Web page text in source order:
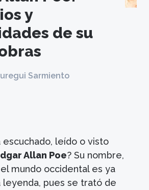
y
de su
Sarmiento
escuchado, leído o visto
Allan Poe? Su nombre,
mundo occidental es ya
leyenda, pues se trató de